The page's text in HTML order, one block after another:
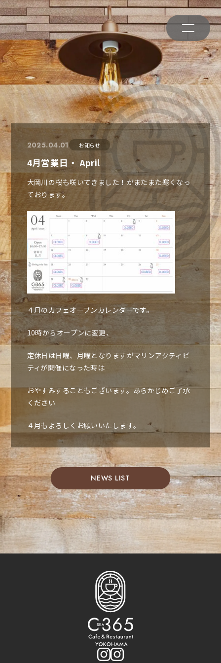
2025.04.01 お知らせ
4月営業日・ April
大岡川の桜も咲いてきました！がまたまた寒くなっ
ております。
４月のカフェオープンカレンダーです。
10時からオープンに変更、
定休日は日曜、月曜となりますがマリンアクティビ
ティが開催になった時は
おやすみすることもございます。あらかじめご了承
ください
４月もよろしくお願いいたします。
NEWS LIST